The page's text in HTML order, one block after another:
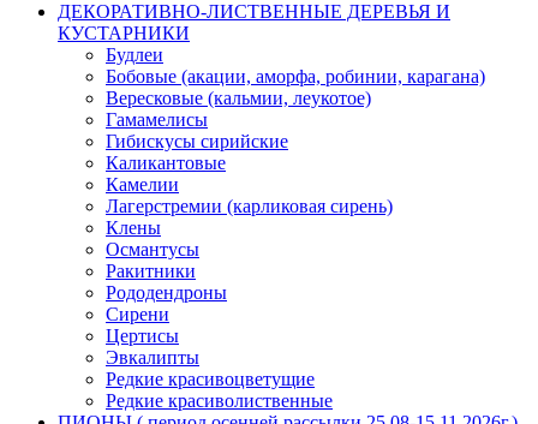
ДЕКОРАТИВНО-ЛИСТВЕННЫЕ ДЕРЕВЬЯ И
КУСТАРНИКИ
Будлеи
Бобовые (акации, аморфа, робинии, карагана)
Вересковые (кальмии, леукотое)
Гамамелисы
Гибискусы сирийские
Каликантовые
Камелии
Лагерстремии (карликовая сирень)
Клены
Османтусы
Ракитники
Рододендроны
Сирени
Цертисы
Эвкалипты
Редкие красивоцветущие
Редкие красиволиственные